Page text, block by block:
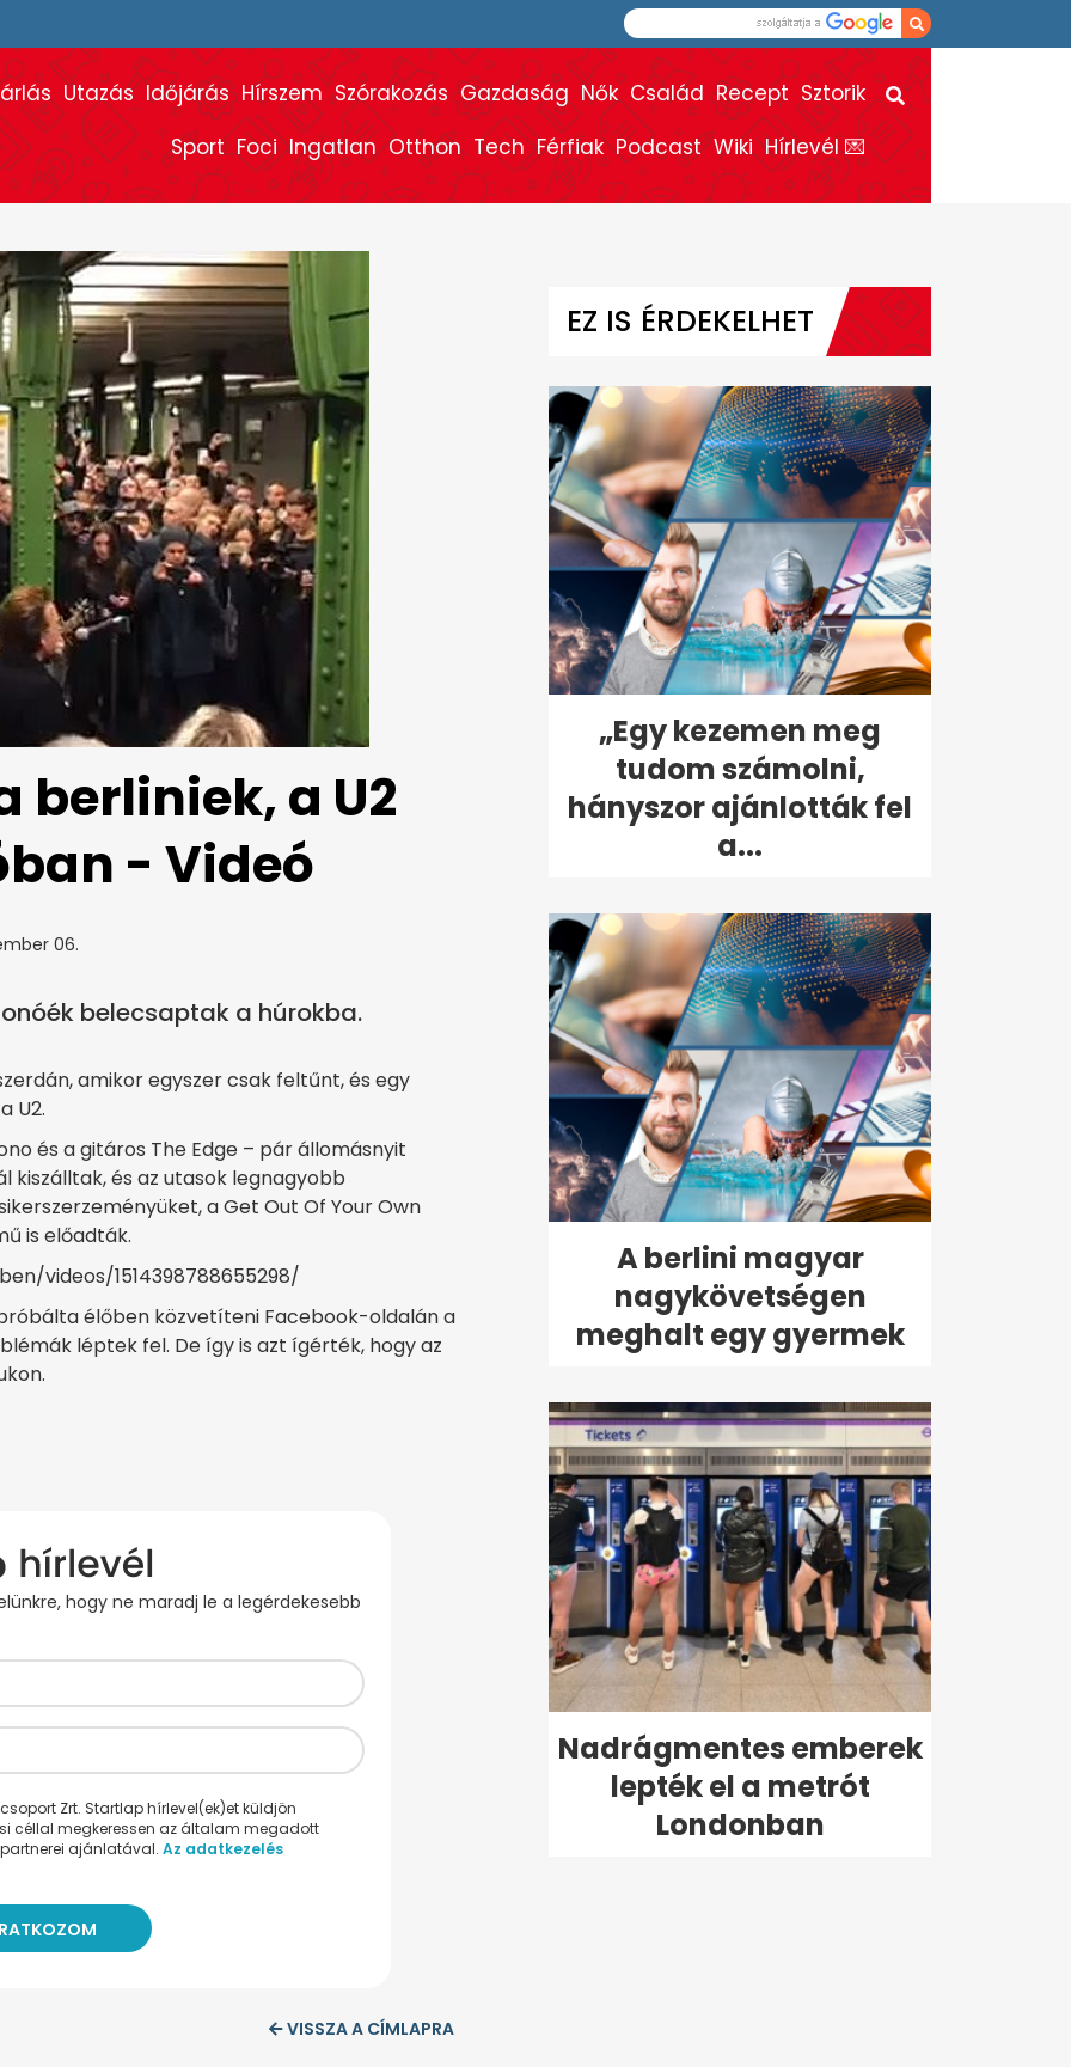
Utazás Időjárás Hírszem Szórakozás Gazdaság Nők Család Recept Sztorik
Sport Foci Ingatlan Otthon Tech Férfiak Podcast Wiki Hírlevél 💌
berliniek, a U2
- Videó
06.
belecsaptak a húrokba.
amikor egyszer csak feltűnt, és egy
U2.
és a gitáros The Edge – pár állomásnyit
és az utasok legnagyobb
a Get Out Of Your Own
is előadták.
videos/1514398788655298/
élőben közvetíteni Facebook-oldalán a
léptek fel. De így is azt ígérték, hogy az
hogy ne maradj le a legérdekesebb
Zrt. Startlap hírlevel(ek)et küldjön
céllal megkeressen az általam megadott
ajánlatával. Az adatkezelés
VISSZA A CÍMLAPRA
EZ IS ÉRDEKELHET
„Egy kezemen meg
tudom számolni,
hányszor ajánlották fel
a...
A berlini magyar
nagykövetségen
meghalt egy gyermek
Nadrágmentes emberek
lepték el a metrót
Londonban